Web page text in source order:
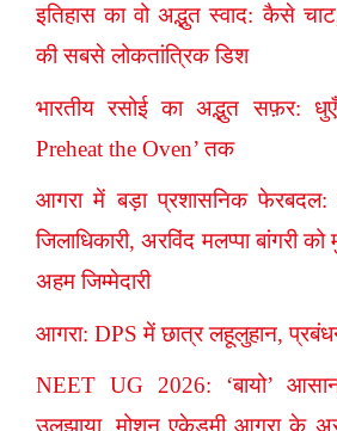
इतिहास का वो अद्भुत स्वाद: कैसे
की सबसे लोकतांत्रिक डिश
भारतीय रसोई का अद्भुत सफ़र:
Preheat the Oven’ तक
आगरा में बड़ा प्रशासनिक
जिलाधिकारी, अरविंद मलप्पा बांगरी
अहम जिम्मेदारी
आगरा: DPS में छात्र लहूलुहान, प्रबंधन
NEET UG 2026: ‘बायो’